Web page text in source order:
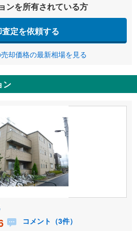
ンを所有されている方
定を依頼する
却価格の最新相場を見る
ン
コメント（3件）